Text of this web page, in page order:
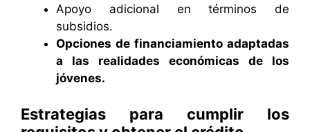
Apoyo adicional en términos de
subsidios.
Opciones de financiamiento adaptadas
a las realidades económicas de los
jóvenes.
Estrategias para cumplir los